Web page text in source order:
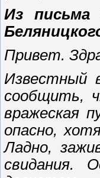
Из письма
Привет.
Известный
сообщить,
вражеская
опасно,
Ладно,
свидания.